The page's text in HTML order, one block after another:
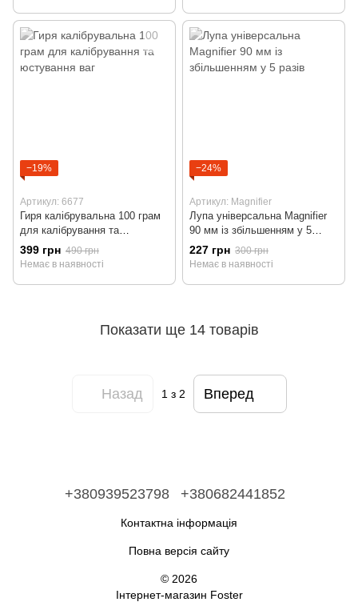
−19%
Артикул: 6677
Гиря калібрувальна 100 грам
для калібрування та
юстування ваг
399 грн 490 грн
Немає в наявності
−24%
Артикул: Magnifier
Лупа універсальна Magnifier
90 мм із збільшенням у 5
разів
227 грн 300 грн
Немає в наявності
Показати ще 14 товарів
Назад 1з 2 Вперед
+380939523798 +380682441852
Контактна інформація
Повна версія сайту
© 2026
Інтернет-магазин Foster